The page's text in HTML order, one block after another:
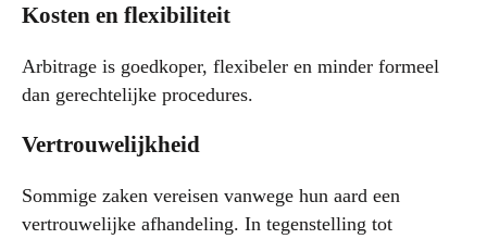
Kosten en flexibiliteit
Arbitrage is goedkoper, flexibeler en minder formeel
dan gerechtelijke procedures.
Vertrouwelijkheid
Sommige zaken vereisen vanwege hun aard een
vertrouwelijke afhandeling. In tegenstelling tot